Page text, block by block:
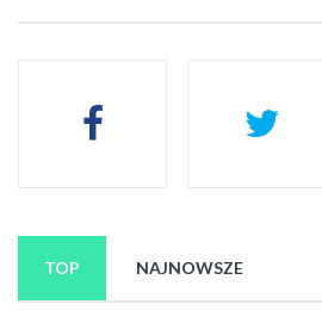
TOP NAJNOWSZE